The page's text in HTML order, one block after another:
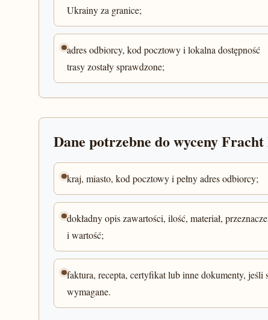
Ukrainy za granice;
adres odbiorcy, kod pocztowy i lokalna dostępność
trasy zostały sprawdzone;
Dane potrzebne do wyceny
kraj, miasto, kod pocztowy i pełny adres odbiorcy;
dokładny opis zawartości, ilość, materiał,
i wartość;
faktura, recepta, certyfikat lub inne dokumenty, jeśli
wymagane.